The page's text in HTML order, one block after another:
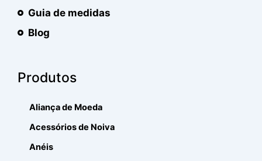
Guia de medidas
Blog
Produtos
Aliança de Moeda
Acessórios de Noiva
Anéis